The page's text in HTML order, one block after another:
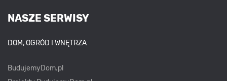
NASZE SERWISY
DOM, OGRÓD I WNĘTRZA
BudujemyDom.pl